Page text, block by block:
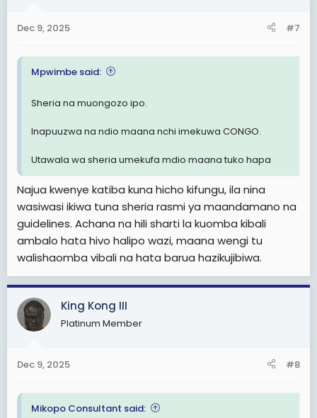
Dec 9, 2025 #7
Mpwimbe said:
Sheria na muongozo ipo.
Inapuuzwa na ndio maana nchi imekuwa CONGO.
Utawala wa sheria umekufa mdio maana tuko hapa
Najua kwenye katiba kuna hicho kifungu, ila nina
wasiwasi ikiwa tuna sheria rasmi ya maandamano na
guidelines. Achana na hili sharti la kuomba kibali
ambalo hata hivo halipo wazi, maana wengi tu
walishaomba vibali na hata barua hazikujibiwa.
King Kong III
Platinum Member
Dec 9, 2025 #8
Mikopo Consultant said: